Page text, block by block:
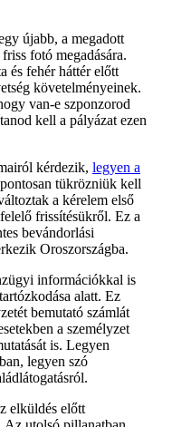
újabb, a megadott
fotó megadására.
és fehér háttér előtt
követelményeinek.
van-e szponzorod
kell a pályázat ezen
kérdezik, legyen a
tükrözniük kell
a kérelem első
frissítésükről. Ez a
bevándorlási
Oroszországba.
információkkal is
alatt. Ez
bemutató számlát
a személyzet
is. Legyen
legyen szó
elküldés előtt